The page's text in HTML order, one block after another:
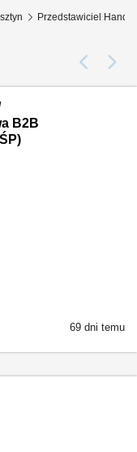
Przedstawiciel
B2B
69 dni temu